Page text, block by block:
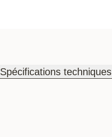
Spécifications techniques